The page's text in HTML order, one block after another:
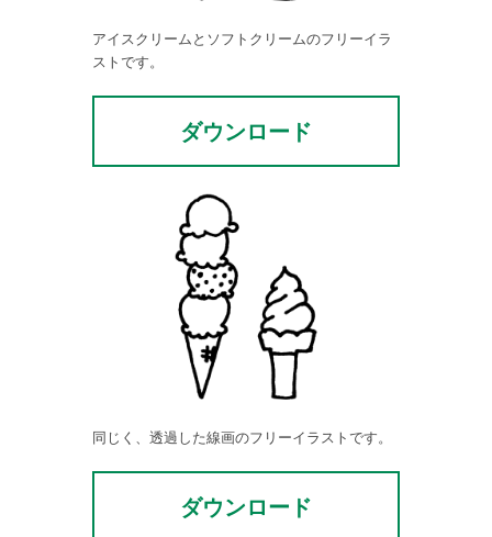
アイスクリームとソフトクリームのフリーイラ
ストです。
ダウンロード
同じく、透過した線画のフリーイラストです。
ダウンロード